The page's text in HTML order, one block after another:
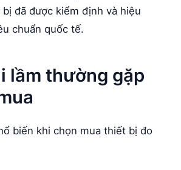
đã được kiểm định và hiệu
chuẩn quốc tế.
lầm thường gặp
biến khi chọn mua thiết bị đo